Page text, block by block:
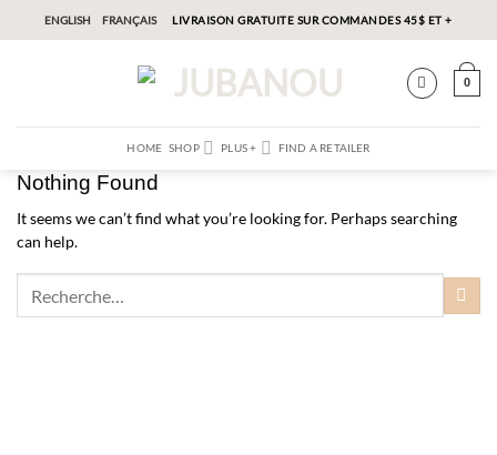
ENGLISH FRANÇAIS LIVRAISON GRATUITE SUR COMMANDES 45$ ET +
0
HOME SHOP PLUS + FIND A RETAILER
Nothing Found
It seems we can’t find what you’re looking for. Perhaps searching
can help.